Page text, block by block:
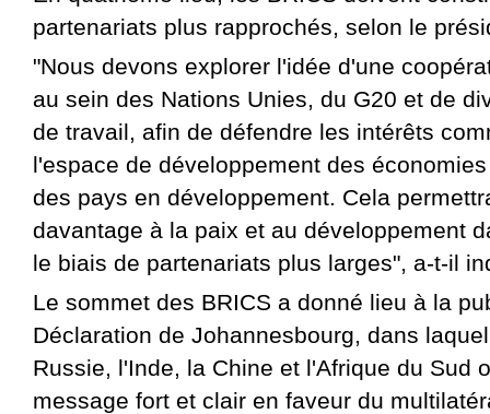
partenariats plus rapprochés, selon le
"Nous devons explorer l'idée d'une
au sein des Nations Unies, du G20 et de
de travail, afin de défendre les intérêts
l'espace de développement des
des pays en développement. Cela
davantage à la paix et au développement
le biais de partenariats plus larges", a-t-il
Le sommet des BRICS a donné lieu à la
Déclaration de Johannesbourg, dans
Russie, l'Inde, la Chine et l'Afrique du Sud
message fort et clair en faveur du